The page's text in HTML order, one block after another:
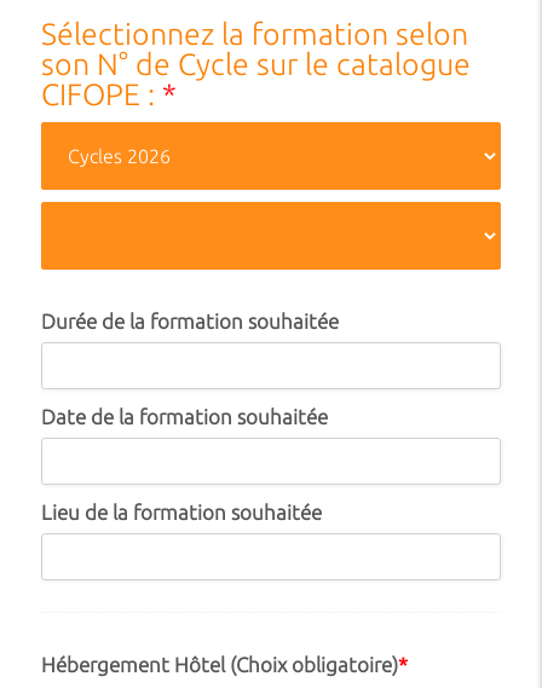
Sélectionnez la formation selon
son N° de Cycle sur le catalogue
CIFOPE : *
Durée de la formation souhaitée
Date de la formation souhaitée
Lieu de la formation souhaitée
Hébergement Hôtel (Choix obligatoire)*